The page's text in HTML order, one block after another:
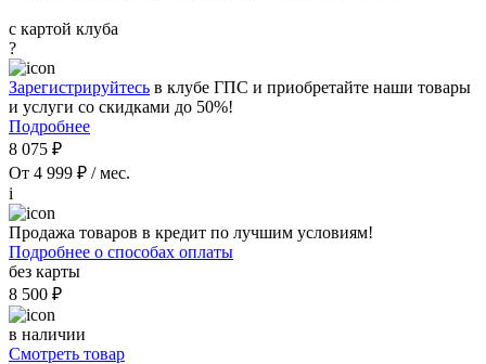
с картой клуба
?
Зарегистрируйтесь в клубе ГПС и приобретайте наши товары
и услуги со скидками до 50%!
Подробнее
8 075 ₽
От 4 999 ₽ / мес.
i
Продажа товаров в кредит по лучшим условиям!
Подробнее о способах оплаты
без карты
8 500 ₽
в наличии
Смотреть товар